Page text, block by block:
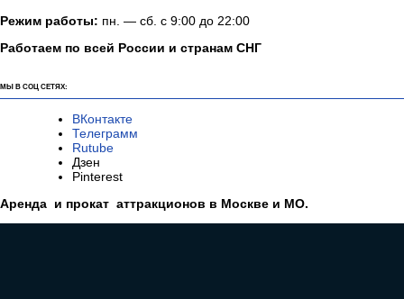
Режим работы: пн. — сб. с 9:00 до 22:00
Работаем по всей России и странам СНГ
МЫ В СОЦ СЕТЯХ:
ВКонтакте
Телеграмм
Rutube
Дзен
Pinterest
Аренда и прокат аттракционов в Москве и МО.